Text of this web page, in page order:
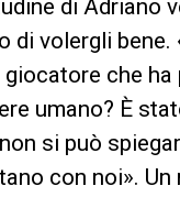
di Adriano
di volergli bene.
giocatore che ha
umano? È
si può
con noi». Un